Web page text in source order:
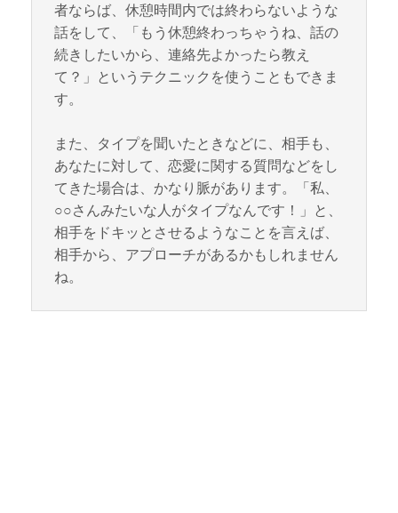
者ならば、休憩時間内では終わらないような
話をして、「もう休憩終わっちゃうね、話の
続きしたいから、連絡先よかったら教え
て？」というテクニックを使うこともできま
す。
また、タイプを聞いたときなどに、相手も、
あなたに対して、恋愛に関する質問などをし
てきた場合は、かなり脈があります。「私、
○○さんみたいな人がタイプなんです！」と、
相手をドキッとさせるようなことを言えば、
相手から、アプローチがあるかもしれません
ね。